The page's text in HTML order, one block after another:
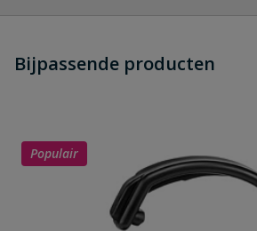
dit product?
Schrijf zelf een beoordeling
Uw waardering:
Bijpassende producten
Populair